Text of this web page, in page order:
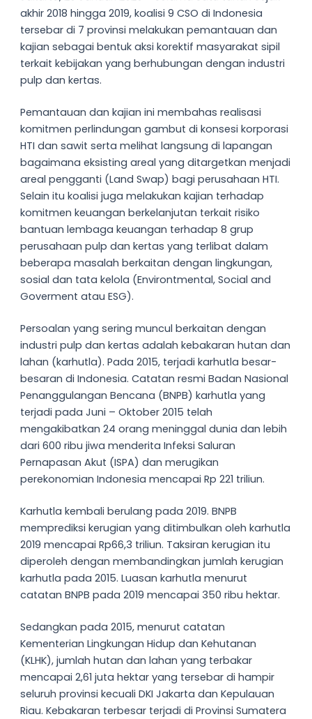
akhir 2018 hingga 2019, koalisi 9 CSO di Indonesia
tersebar di 7 provinsi melakukan pemantauan dan
kajian sebagai bentuk aksi korektif masyarakat sipil
terkait kebijakan yang berhubungan dengan industri
pulp dan kertas.
Pemantauan dan kajian ini membahas realisasi
komitmen perlindungan gambut di konsesi korporasi
HTI dan sawit serta melihat langsung di lapangan
bagaimana eksisting areal yang ditargetkan menjadi
areal pengganti (Land Swap) bagi perusahaan HTI.
Selain itu koalisi juga melakukan kajian terhadap
komitmen keuangan berkelanjutan terkait risiko
bantuan lembaga keuangan terhadap 8 grup
perusahaan pulp dan kertas yang terlibat dalam
beberapa masalah berkaitan dengan lingkungan,
sosial dan tata kelola (Environtmental, Social and
Goverment atau ESG).
Persoalan yang sering muncul berkaitan dengan
industri pulp dan kertas adalah kebakaran hutan dan
lahan (karhutla). Pada 2015, terjadi karhutla besar-
besaran di Indonesia. Catatan resmi Badan Nasional
Penanggulangan Bencana (BNPB) karhutla yang
terjadi pada Juni – Oktober 2015 telah
mengakibatkan 24 orang meninggal dunia dan lebih
dari 600 ribu jiwa menderita Infeksi Saluran
Pernapasan Akut (ISPA) dan merugikan
perekonomian Indonesia mencapai Rp 221 triliun.
Karhutla kembali berulang pada 2019. BNPB
memprediksi kerugian yang ditimbulkan oleh karhutla
2019 mencapai Rp66,3 triliun. Taksiran kerugian itu
diperoleh dengan membandingkan jumlah kerugian
karhutla pada 2015. Luasan karhutla menurut
catatan BNPB pada 2019 mencapai 350 ribu hektar.
Sedangkan pada 2015, menurut catatan
Kementerian Lingkungan Hidup dan Kehutanan
(KLHK), jumlah hutan dan lahan yang terbakar
mencapai 2,61 juta hektar yang tersebar di hampir
seluruh provinsi kecuali DKI Jakarta dan Kepulauan
Riau. Kebakaran terbesar terjadi di Provinsi Sumatera